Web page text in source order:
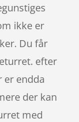
ikke er
Du får
efter
er endda
der kan
med